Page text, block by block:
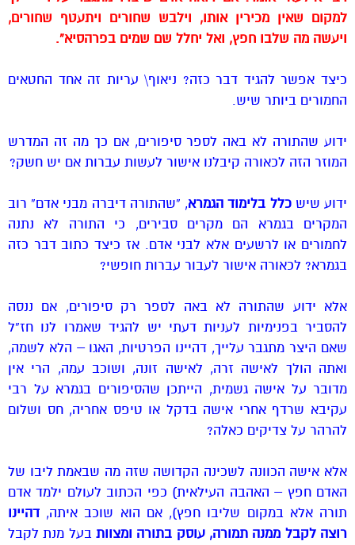
למקום שאין מכירין אותו, וילבש שחורים ויתעטף שחורים,
ויעשה מה שלבו חפץ, ואל יחלל שם שמים בפרהסיא”.
כיצד אפשר להגיד דבר כזה? ניאוף\ עריות זה אחד החטאים
החמורים ביותר שיש.
ידוע שהתורה לא באה לספר סיפורים, אם כך מה זה המדרש
המוזר הזה לכאורה קיבלנו אישור לעשות עברות אם יש חשק?
ידוע שישכלל בלימוד הגמרא, “שהתורה דיברה מבני אדם” רוב
המקרים בגמרא הם מקרים סבירים, כי התורה לא נתנה
לחמורים או לרשעים אלא לבני אדם. אז כיצד כתוב דבר כזה
בגמרא? לכאורה אישור לעבור עברות חופשי?
אלא ידוע שהתורה לא באה לספר רק סיפורים, אם ננסה
להסביר בפנימיות לעניות דעתי יש להגיד שאמרו לנו חז”ל
שאם היצר מתגבר עלייך, דהיינו הפרטיות, האגו – הלא לשמה,
ואתה הולך לאישה זרה, לאישה זונה, ושוכב עמה, הרי אין
מדובר על אישה גשמית, הייתכן שהסיפורים בגמרא על רבי
עקיבא שרדף אחרי אישה בדקל או טיפס אחריה, חס ושלום
להרהר על צדיקים כאלה?
אלא אישה הכוונה לשכינה הקדושה שזה מה שבאמת ליבו של
האדם חפץ – האהבה העילאית) כפי הכתוב לעולם ילמד אדם
תורה אלא במקום שליבו חפץ), אם הוא שוכב איתה, דהיינו
רוצה לקבל ממנה תמורה, עוסק בתורה ומצוות בעל מנת לקבל